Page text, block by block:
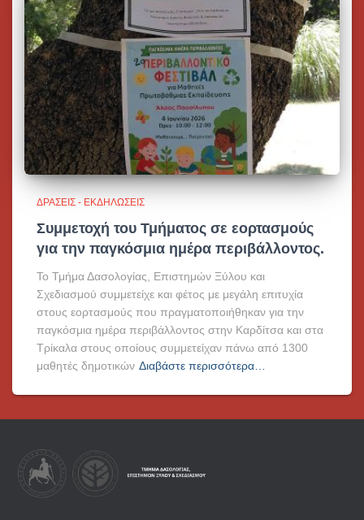
ΔΡΆΣΕΙΣ - ΕΚΔΗΛΏΣΕΙΣ
Συμμετοχή του Τμήματος σε εορτασμούς
για την παγκόσμια ημέρα περιβάλλοντος.
Το Τμήμα Δασολογίας, Επιστημών Ξύλου και
Σχεδιασμού συμμετείχε και φέτος με μεγάλη επιτυχία
στους εορτασμούς που πραγματοποιήθηκαν για την
παγκόσμια ημέρα περιβάλλοντος στην Καρδίτσα και στα
Τρίκαλα στους οποίους συμμετείχαν πάνω από 1300
μαθητές δημοτικών Διαβάστε περισσότερα…